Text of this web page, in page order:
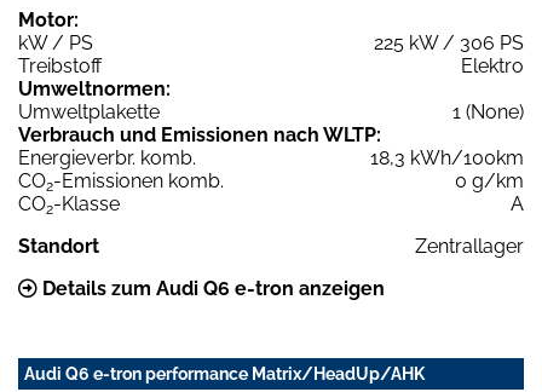
Motor:
kW / PS
225 kW / 306 PS
Treibstoff
Elektro
Umweltnormen:
Umweltplakette
1 (None)
Verbrauch und Emissionen nach WLTP:
Energieverbr. komb.
18,3 kWh/100km
CO2-Emissionen komb.
0 g/km
CO2-Klasse
A
Standort
Zentrallager
Details zum Audi Q6 e-tron anzeigen
Audi Q6 e-tron performance Matrix/HeadUp/AHK